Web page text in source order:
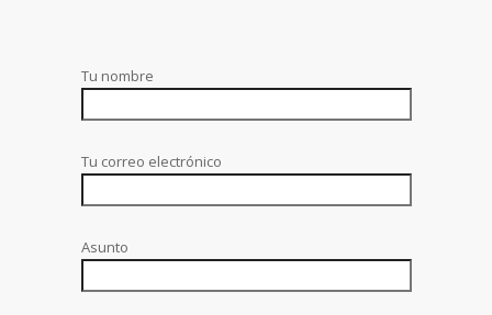
Tu nombre
Tu correo electrónico
Asunto